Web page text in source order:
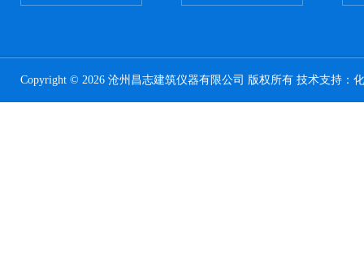
Copyright © 2026 沧州昌志建筑仪器有限公司 版权所有 技术支持：